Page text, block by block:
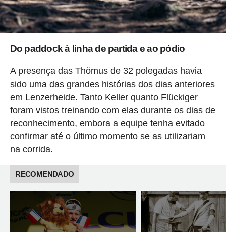
Do paddock à linha de partida e ao pódio
A presença das Thömus de 32 polegadas havia
sido uma das grandes histórias dos dias anteriores
em Lenzerheide. Tanto Keller quanto Flückiger
foram vistos treinando com elas durante os dias de
reconhecimento, embora a equipe tenha evitado
confirmar até o último momento se as utilizariam
na corrida.
RECOMENDADO